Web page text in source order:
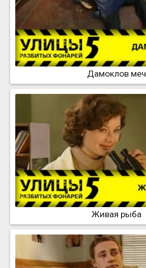
Дамоклов меч
Живая рыба